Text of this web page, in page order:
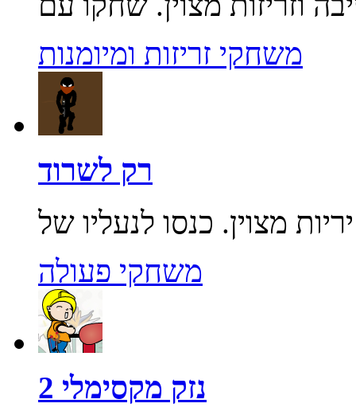
משחקי זריזות ומיומנות
רק לשרוד
משחקי פעולה
נזק מקסימלי 2